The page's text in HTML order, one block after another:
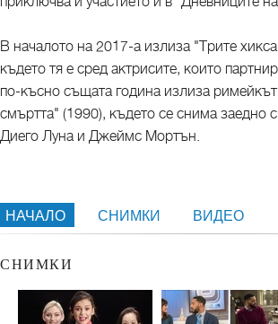
В началото на 2017-а излиза "Трите
където тя е сред актрисите, които
по-късно същата година излиза
смъртта" (1990), където се снима заедно
Диего Луна и Джеймс Мортън.
НАЧАЛО СНИМКИ ВИДЕО
СНИМКИ